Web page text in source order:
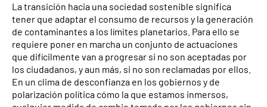
La transición hacia una sociedad sostenible significa
tener que adaptar el consumo de recursos y la generación
de contaminantes a los límites planetarios. Para ello se
requiere poner en marcha un conjunto de actuaciones
que difícilmente van a progresar si no son aceptadas por
los ciudadanos, y aun más, si no son reclamadas por ellos.
En un clima de desconfianza en los gobiernos y de
polarización política cómo la que estamos inmersos,